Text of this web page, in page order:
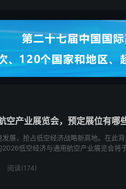
产业展览会，预定展位有哪
展，抢占低空经济战略新高地。在此
2026低空经济与通用航空产业展览会将
阅读(174)